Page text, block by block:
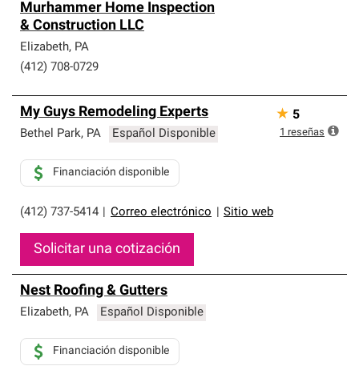
Murhammer Home Inspection
& Construction LLC
Elizabeth, PA
(412) 708-0729
My Guys Remodeling Experts
Bethel Park, PA Español Disponible
(412) 737-5414 Correo electrónico Sitio web
Financiación disponible
Solicitar una cotización
★ 5
1 reseñas
Nest Roofing & Gutters
Elizabeth, PA Español Disponible
Financiación disponible